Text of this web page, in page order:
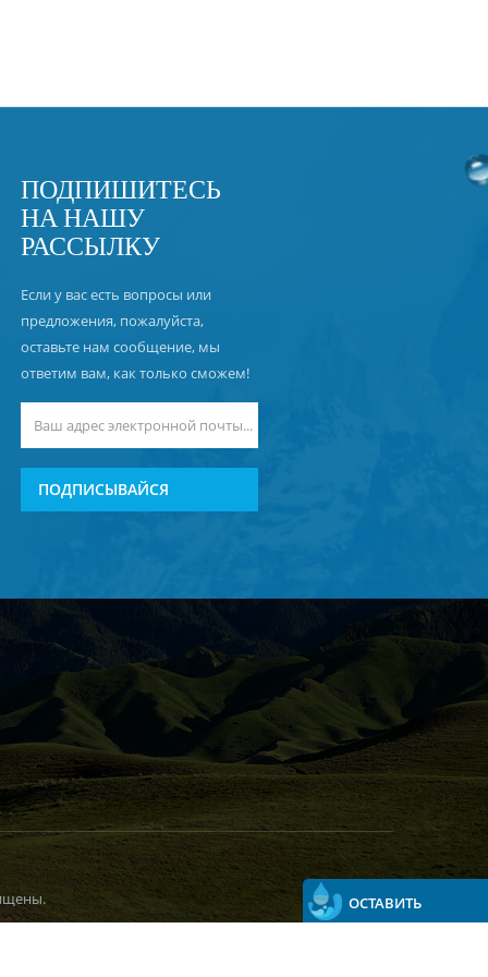
ПОДПИШИТЕСЬ
НА НАШУ
РАССЫЛКУ
Если у вас есть вопросы или
предложения, пожалуйста,
оставьте нам сообщение, мы
ответим вам, как только сможем!
ПОДПИСЫВАЙСЯ
ОСТАВИТЬ